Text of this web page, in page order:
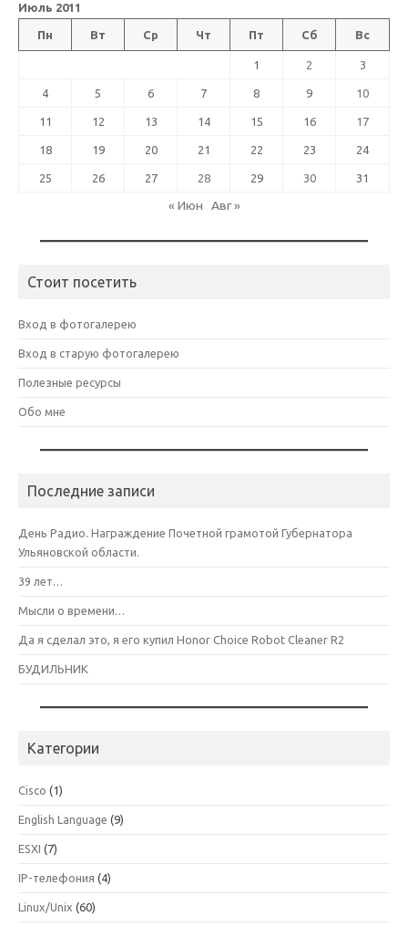
Июль 2011
Пн Вт Ср Чт Пт Сб Вс
1 2 3
4 5 6 7 8 9 10
11 12 13 14 15 16 17
18 19 20 21 22 23 24
25 26 27 28 29 30 31
« Июн Авг »
Стоит посетить
Вход в фотогалерею
Вход в старую фотогалерею
Полезные ресурсы
Обо мне
Последние записи
День Радио. Награждение Почетной грамотой Губернатора
Ульяновской области.
39 лет…
Мысли о времени…
Да я сделал это, я его купил Honor Choice Robot Cleaner R2
БУДИЛЬНИК
Категории
Cisco (1)
English Language (9)
ESXI (7)
IP-телефония (4)
Linux/Unix (60)